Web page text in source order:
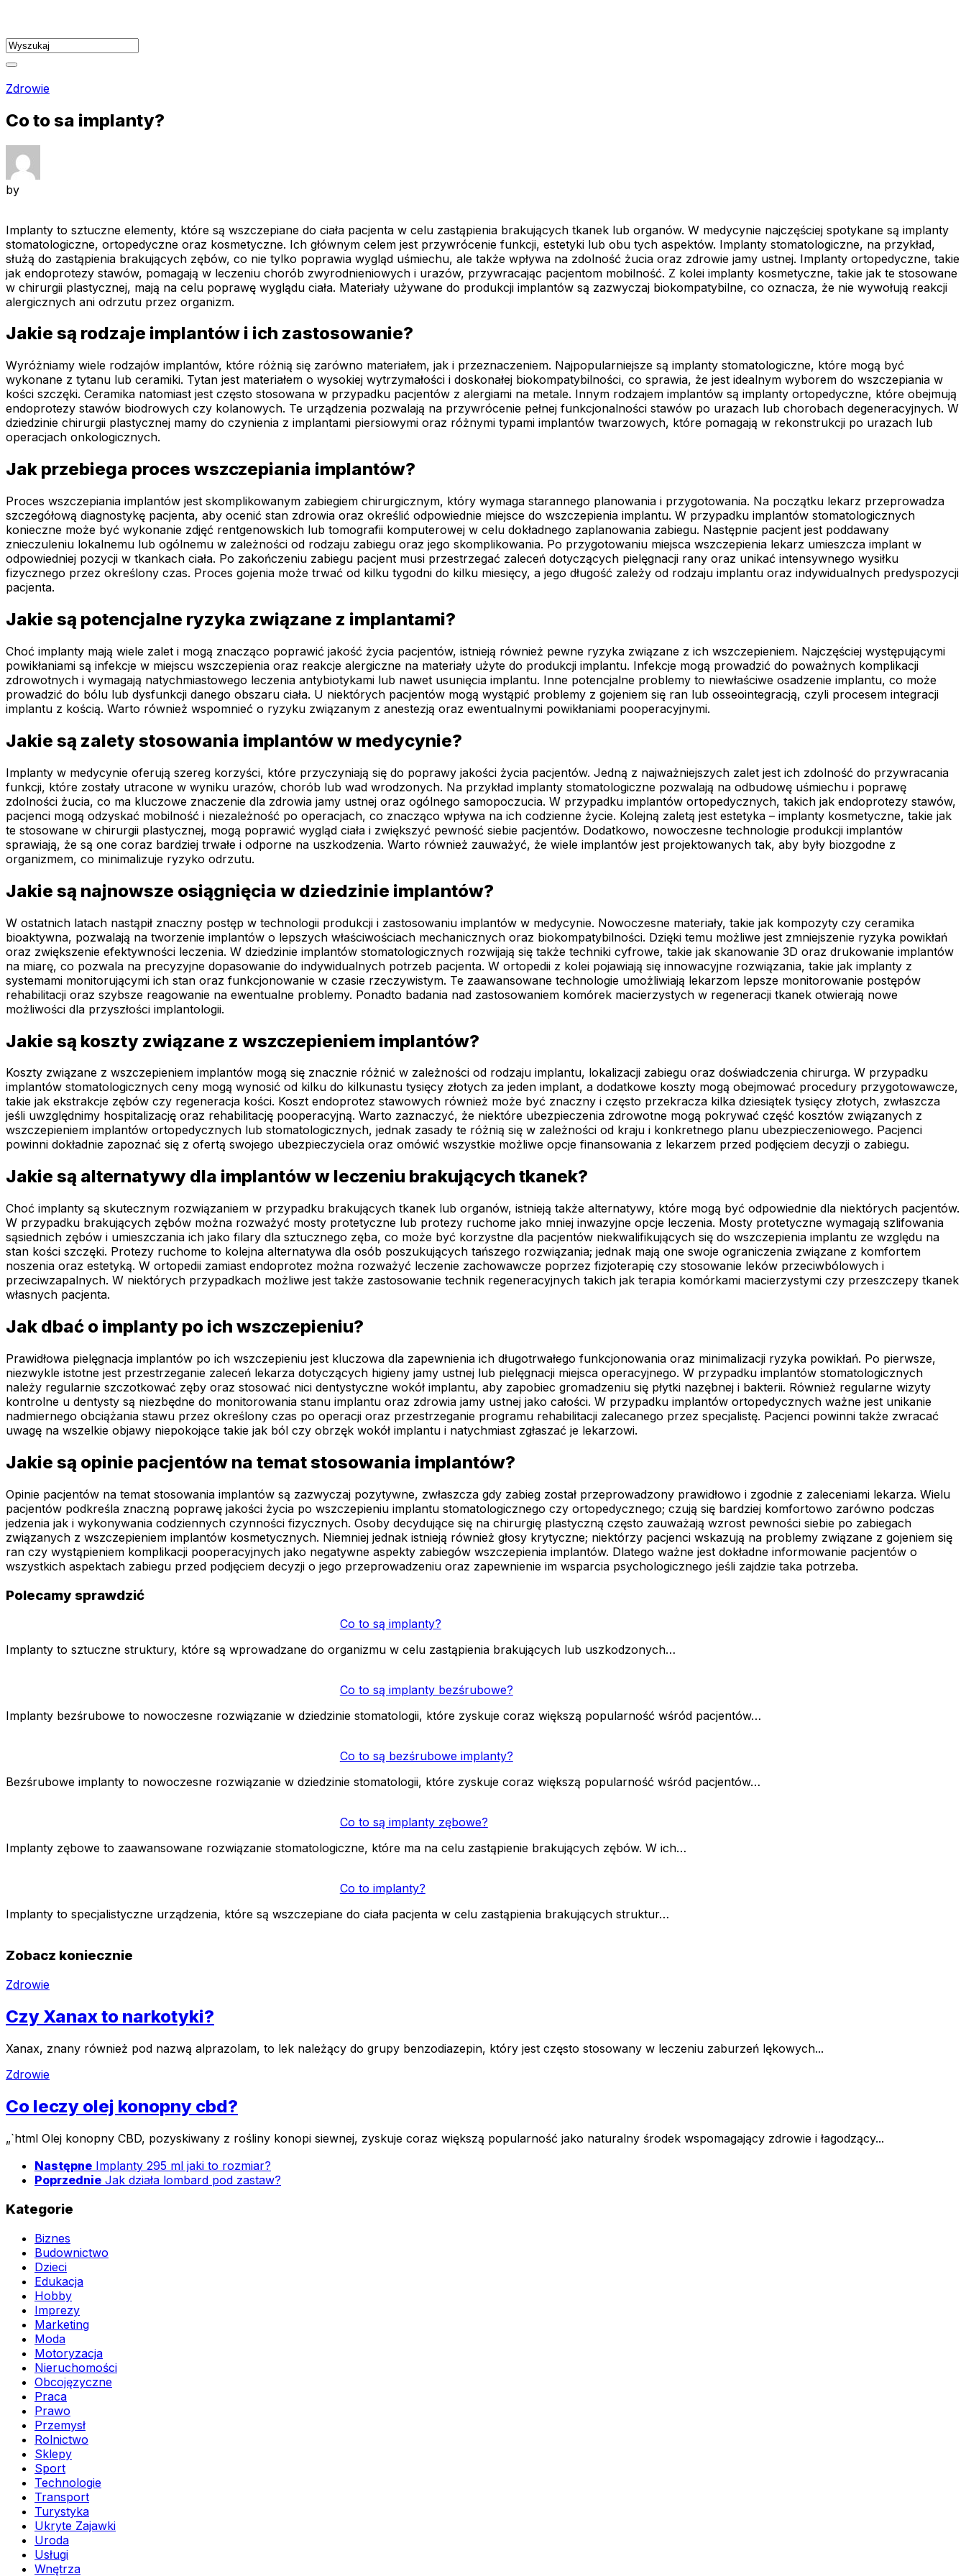
content
Zdrowie
Co to sa implanty?
by
Implanty to sztuczne elementy, które są wszczepiane do ciała pacjenta w celu zastąpienia brakujących tkanek lub organów. W medycynie najczęściej spotykane są implanty
stomatologiczne, ortopedyczne oraz kosmetyczne. Ich głównym celem jest przywrócenie funkcji, estetyki lub obu tych aspektów. Implanty stomatologiczne, na przykład,
służą do zastąpienia brakujących zębów, co nie tylko poprawia wygląd uśmiechu, ale także wpływa na zdolność żucia oraz zdrowie jamy ustnej. Implanty ortopedyczne, takie
jak endoprotezy stawów, pomagają w leczeniu chorób zwyrodnieniowych i urazów, przywracając pacjentom mobilność. Z kolei implanty kosmetyczne, takie jak te stosowane
w chirurgii plastycznej, mają na celu poprawę wyglądu ciała. Materiały używane do produkcji implantów są zazwyczaj biokompatybilne, co oznacza, że nie wywołują reakcji
alergicznych ani odrzutu przez organizm.
Jakie są rodzaje implantów i ich zastosowanie?
Wyróżniamy wiele rodzajów implantów, które różnią się zarówno materiałem, jak i przeznaczeniem. Najpopularniejsze są implanty stomatologiczne, które mogą być
wykonane z tytanu lub ceramiki. Tytan jest materiałem o wysokiej wytrzymałości i doskonałej biokompatybilności, co sprawia, że jest idealnym wyborem do wszczepiania w
kości szczęki. Ceramika natomiast jest często stosowana w przypadku pacjentów z alergiami na metale. Innym rodzajem implantów są implanty ortopedyczne, które obejmują
endoprotezy stawów biodrowych czy kolanowych. Te urządzenia pozwalają na przywrócenie pełnej funkcjonalności stawów po urazach lub chorobach degeneracyjnych. W
dziedzinie chirurgii plastycznej mamy do czynienia z implantami piersiowymi oraz różnymi typami implantów twarzowych, które pomagają w rekonstrukcji po urazach lub
operacjach onkologicznych.
Jak przebiega proces wszczepiania implantów?
Proces wszczepiania implantów jest skomplikowanym zabiegiem chirurgicznym, który wymaga starannego planowania i przygotowania. Na początku lekarz przeprowadza
szczegółową diagnostykę pacjenta, aby ocenić stan zdrowia oraz określić odpowiednie miejsce do wszczepienia implantu. W przypadku implantów stomatologicznych
konieczne może być wykonanie zdjęć rentgenowskich lub tomografii komputerowej w celu dokładnego zaplanowania zabiegu. Następnie pacjent jest poddawany
znieczuleniu lokalnemu lub ogólnemu w zależności od rodzaju zabiegu oraz jego skomplikowania. Po przygotowaniu miejsca wszczepienia lekarz umieszcza implant w
odpowiedniej pozycji w tkankach ciała. Po zakończeniu zabiegu pacjent musi przestrzegać zaleceń dotyczących pielęgnacji rany oraz unikać intensywnego wysiłku
fizycznego przez określony czas. Proces gojenia może trwać od kilku tygodni do kilku miesięcy, a jego długość zależy od rodzaju implantu oraz indywidualnych predyspozycji
pacjenta.
Jakie są potencjalne ryzyka związane z implantami?
Choć implanty mają wiele zalet i mogą znacząco poprawić jakość życia pacjentów, istnieją również pewne ryzyka związane z ich wszczepieniem. Najczęściej występującymi
powikłaniami są infekcje w miejscu wszczepienia oraz reakcje alergiczne na materiały użyte do produkcji implantu. Infekcje mogą prowadzić do poważnych komplikacji
zdrowotnych i wymagają natychmiastowego leczenia antybiotykami lub nawet usunięcia implantu. Inne potencjalne problemy to niewłaściwe osadzenie implantu, co może
prowadzić do bólu lub dysfunkcji danego obszaru ciała. U niektórych pacjentów mogą wystąpić problemy z gojeniem się ran lub osseointegracją, czyli procesem integracji
implantu z kością. Warto również wspomnieć o ryzyku związanym z anestezją oraz ewentualnymi powikłaniami pooperacyjnymi.
Jakie są zalety stosowania implantów w medycynie?
Implanty w medycynie oferują szereg korzyści, które przyczyniają się do poprawy jakości życia pacjentów. Jedną z najważniejszych zalet jest ich zdolność do przywracania
funkcji, które zostały utracone w wyniku urazów, chorób lub wad wrodzonych. Na przykład implanty stomatologiczne pozwalają na odbudowę uśmiechu i poprawę
zdolności żucia, co ma kluczowe znaczenie dla zdrowia jamy ustnej oraz ogólnego samopoczucia. W przypadku implantów ortopedycznych, takich jak endoprotezy stawów,
pacjenci mogą odzyskać mobilność i niezależność po operacjach, co znacząco wpływa na ich codzienne życie. Kolejną zaletą jest estetyka – implanty kosmetyczne, takie jak
te stosowane w chirurgii plastycznej, mogą poprawić wygląd ciała i zwiększyć pewność siebie pacjentów. Dodatkowo, nowoczesne technologie produkcji implantów
sprawiają, że są one coraz bardziej trwałe i odporne na uszkodzenia. Warto również zauważyć, że wiele implantów jest projektowanych tak, aby były biozgodne z
organizmem, co minimalizuje ryzyko odrzutu.
Jakie są najnowsze osiągnięcia w dziedzinie implantów?
W ostatnich latach nastąpił znaczny postęp w technologii produkcji i zastosowaniu implantów w medycynie. Nowoczesne materiały, takie jak kompozyty czy ceramika
bioaktywna, pozwalają na tworzenie implantów o lepszych właściwościach mechanicznych oraz biokompatybilności. Dzięki temu możliwe jest zmniejszenie ryzyka powikłań
oraz zwiększenie efektywności leczenia. W dziedzinie implantów stomatologicznych rozwijają się także techniki cyfrowe, takie jak skanowanie 3D oraz drukowanie implantów
na miarę, co pozwala na precyzyjne dopasowanie do indywidualnych potrzeb pacjenta. W ortopedii z kolei pojawiają się innowacyjne rozwiązania, takie jak implanty z
systemami monitorującymi ich stan oraz funkcjonowanie w czasie rzeczywistym. Te zaawansowane technologie umożliwiają lekarzom lepsze monitorowanie postępów
rehabilitacji oraz szybsze reagowanie na ewentualne problemy. Ponadto badania nad zastosowaniem komórek macierzystych w regeneracji tkanek otwierają nowe
możliwości dla przyszłości implantologii.
Jakie są koszty związane z wszczepieniem implantów?
Koszty związane z wszczepieniem implantów mogą się znacznie różnić w zależności od rodzaju implantu, lokalizacji zabiegu oraz doświadczenia chirurga. W przypadku
implantów stomatologicznych ceny mogą wynosić od kilku do kilkunastu tysięcy złotych za jeden implant, a dodatkowe koszty mogą obejmować procedury przygotowawcze,
takie jak ekstrakcje zębów czy regeneracja kości. Koszt endoprotez stawowych również może być znaczny i często przekracza kilka dziesiątek tysięcy złotych, zwłaszcza
jeśli uwzględnimy hospitalizację oraz rehabilitację pooperacyjną. Warto zaznaczyć, że niektóre ubezpieczenia zdrowotne mogą pokrywać część kosztów związanych z
wszczepieniem implantów ortopedycznych lub stomatologicznych, jednak zasady te różnią się w zależności od kraju i konkretnego planu ubezpieczeniowego. Pacjenci
powinni dokładnie zapoznać się z ofertą swojego ubezpieczyciela oraz omówić wszystkie możliwe opcje finansowania z lekarzem przed podjęciem decyzji o zabiegu.
Jakie są alternatywy dla implantów w leczeniu brakujących tkanek?
Choć implanty są skutecznym rozwiązaniem w przypadku brakujących tkanek lub organów, istnieją także alternatywy, które mogą być odpowiednie dla niektórych pacjentów.
W przypadku brakujących zębów można rozważyć mosty protetyczne lub protezy ruchome jako mniej inwazyjne opcje leczenia. Mosty protetyczne wymagają szlifowania
sąsiednich zębów i umieszczania ich jako filary dla sztucznego zęba, co może być korzystne dla pacjentów niekwalifikujących się do wszczepienia implantu ze względu na
stan kości szczęki. Protezy ruchome to kolejna alternatywa dla osób poszukujących tańszego rozwiązania; jednak mają one swoje ograniczenia związane z komfortem
noszenia oraz estetyką. W ortopedii zamiast endoprotez można rozważyć leczenie zachowawcze poprzez fizjoterapię czy stosowanie leków przeciwbólowych i
przeciwzapalnych. W niektórych przypadkach możliwe jest także zastosowanie technik regeneracyjnych takich jak terapia komórkami macierzystymi czy przeszczepy tkanek
własnych pacjenta.
Jak dbać o implanty po ich wszczepieniu?
Prawidłowa pielęgnacja implantów po ich wszczepieniu jest kluczowa dla zapewnienia ich długotrwałego funkcjonowania oraz minimalizacji ryzyka powikłań. Po pierwsze,
niezwykle istotne jest przestrzeganie zaleceń lekarza dotyczących higieny jamy ustnej lub pielęgnacji miejsca operacyjnego. W przypadku implantów stomatologicznych
należy regularnie szczotkować zęby oraz stosować nici dentystyczne wokół implantu, aby zapobiec gromadzeniu się płytki nazębnej i bakterii. Również regularne wizyty
kontrolne u dentysty są niezbędne do monitorowania stanu implantu oraz zdrowia jamy ustnej jako całości. W przypadku implantów ortopedycznych ważne jest unikanie
nadmiernego obciążania stawu przez określony czas po operacji oraz przestrzeganie programu rehabilitacji zalecanego przez specjalistę. Pacjenci powinni także zwracać
uwagę na wszelkie objawy niepokojące takie jak ból czy obrzęk wokół implantu i natychmiast zgłaszać je lekarzowi.
Jakie są opinie pacjentów na temat stosowania implantów?
Opinie pacjentów na temat stosowania implantów są zazwyczaj pozytywne, zwłaszcza gdy zabieg został przeprowadzony prawidłowo i zgodnie z zaleceniami lekarza. Wielu
pacjentów podkreśla znaczną poprawę jakości życia po wszczepieniu implantu stomatologicznego czy ortopedycznego; czują się bardziej komfortowo zarówno podczas
jedzenia jak i wykonywania codziennych czynności fizycznych. Osoby decydujące się na chirurgię plastyczną często zauważają wzrost pewności siebie po zabiegach
związanych z wszczepieniem implantów kosmetycznych. Niemniej jednak istnieją również głosy krytyczne; niektórzy pacjenci wskazują na problemy związane z gojeniem się
ran czy wystąpieniem komplikacji pooperacyjnych jako negatywne aspekty zabiegów wszczepienia implantów. Dlatego ważne jest dokładne informowanie pacjentów o
wszystkich aspektach zabiegu przed podjęciem decyzji o jego przeprowadzeniu oraz zapewnienie im wsparcia psychologicznego jeśli zajdzie taka potrzeba.
Polecamy sprawdzić
Co to są implanty?
Implanty to sztuczne struktury, które są wprowadzane do organizmu w celu zastąpienia brakujących lub uszkodzonych…
Co to są implanty bezśrubowe?
Implanty bezśrubowe to nowoczesne rozwiązanie w dziedzinie stomatologii, które zyskuje coraz większą popularność wśród pacjentów…
Co to są bezśrubowe implanty?
Bezśrubowe implanty to nowoczesne rozwiązanie w dziedzinie stomatologii, które zyskuje coraz większą popularność wśród pacjentów…
Co to są implanty zębowe?
Implanty zębowe to zaawansowane rozwiązanie stomatologiczne, które ma na celu zastąpienie brakujących zębów. W ich…
Co to implanty?
Implanty to specjalistyczne urządzenia, które są wszczepiane do ciała pacjenta w celu zastąpienia brakujących struktur…
Zobacz koniecznie
Zdrowie
Czy Xanax to narkotyki?
Xanax, znany również pod nazwą alprazolam, to lek należący do grupy benzodiazepin, który jest często stosowany w leczeniu zaburzeń lękowych...
Zdrowie
Co leczy olej konopny cbd?
„`html Olej konopny CBD, pozyskiwany z rośliny konopi siewnej, zyskuje coraz większą popularność jako naturalny środek wspomagający zdrowie i łagodzący...
Następne Implanty 295 ml jaki to rozmiar?
Poprzednie Jak działa lombard pod zastaw?
Kategorie
Biznes
Budownictwo
Dzieci
Edukacja
Hobby
Imprezy
Marketing
Moda
Motoryzacja
Nieruchomości
Obcojęzyczne
Praca
Prawo
Przemysł
Rolnictwo
Sklepy
Sport
Technologie
Transport
Turystyka
Ukryte Zajawki
Uroda
Usługi
Wnętrza